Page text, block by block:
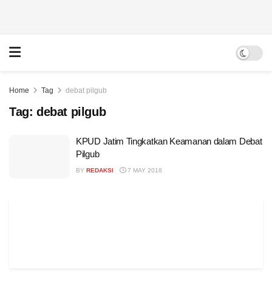
Home Tag debat pilgub
Tag: debat pilgub
KPUD Jatim Tingkatkan Keamanan dalam Debat
Pilgub
BY REDAKSI 7 MAY 2018